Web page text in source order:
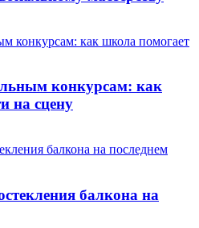
конкурсам: как
на сцену
балкона на